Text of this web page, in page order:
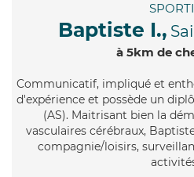
Baptiste I.,
à 5km de
Communicatif, impliqué et
d'expérience et possède un
(AS). Maitrisant bien la
vasculaires cérébraux,
compagnie/loisirs,